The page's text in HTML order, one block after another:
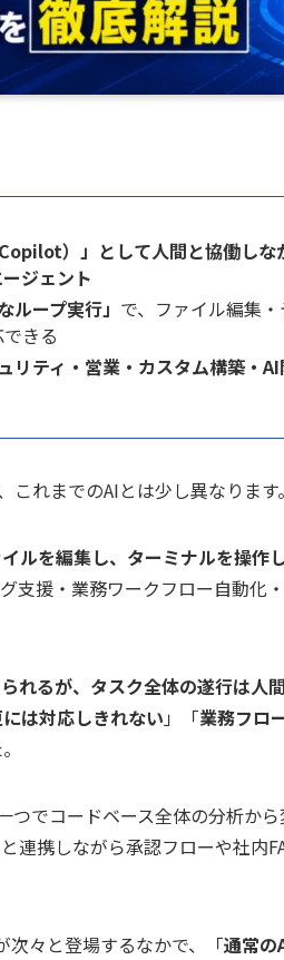
）」として人間と協働しな
ジェント
ループ実行」 で、ファイル編集
きる
リティ・営業・カスタム構築・
これまでのAIとは少し異なります。
ルを編集し、ターミナルを操作
支援・業務ワークフロー自動化
れるが、タスク全体の遂行は人
は対応しきれない 」「業務フロ
でコードベース全体の分析か
連携しながら承認フローや社内
々と登場するなかで、「通常の